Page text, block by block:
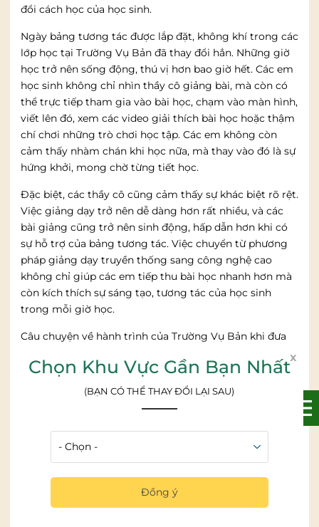
đổi cách học của học sinh.
Ngày bảng tương tác được lắp đặt, không khí trong các
lớp học tại Trường Vụ Bản đã thay đổi hẳn. Những giờ
học trở nên sống động, thú vị hơn bao giờ hết. Các em
học sinh không chỉ nhìn thầy cô giảng bài, mà còn có
thể trực tiếp tham gia vào bài học, chạm vào màn hình,
viết lên đó, xem các video giải thích bài học hoặc thậm
chí chơi những trò chơi học tập. Các em không còn
cảm thấy nhàm chán khi học nữa, mà thay vào đó là sự
hứng khởi, mong chờ từng tiết học.
Đặc biệt, các thầy cô cũng cảm thấy sự khác biệt rõ rệt.
Việc giảng dạy trở nên dễ dàng hơn rất nhiều, và các
bài giảng cũng trở nên sinh động, hấp dẫn hơn khi có
sự hỗ trợ của bảng tương tác. Việc chuyển từ phương
pháp giảng dạy truyền thống sang công nghệ cao
không chỉ giúp các em tiếp thu bài học nhanh hơn mà
còn kích thích sự sáng tạo, tương tác của học sinh
trong mỗi giờ học.
Câu chuyện về hành trình của Trường Vụ Bản khi đưa
bảng tương tác vào giảng dạy không chỉ là câu chuyện
về một sản phẩm công nghệ. Đó là hành trình tìm
kiếm một giải pháp giúp nâng cao chất lượng giáo
Bản không chỉ là một ngôi trường có bảng tương tác
thông minh, mà còn là nơi khơi dậy những đam mê và
sáng tạo của các em học sinh, mở ra một tương lai học
tập không giới hạn.
3. Đơn vị cung cấp bảng tương tác
x
Chọn Khu Vực Gần Bạn Nhất
(BẠN CÓ THỂ THAY ĐỔI LẠI SAU)
Đồng ý